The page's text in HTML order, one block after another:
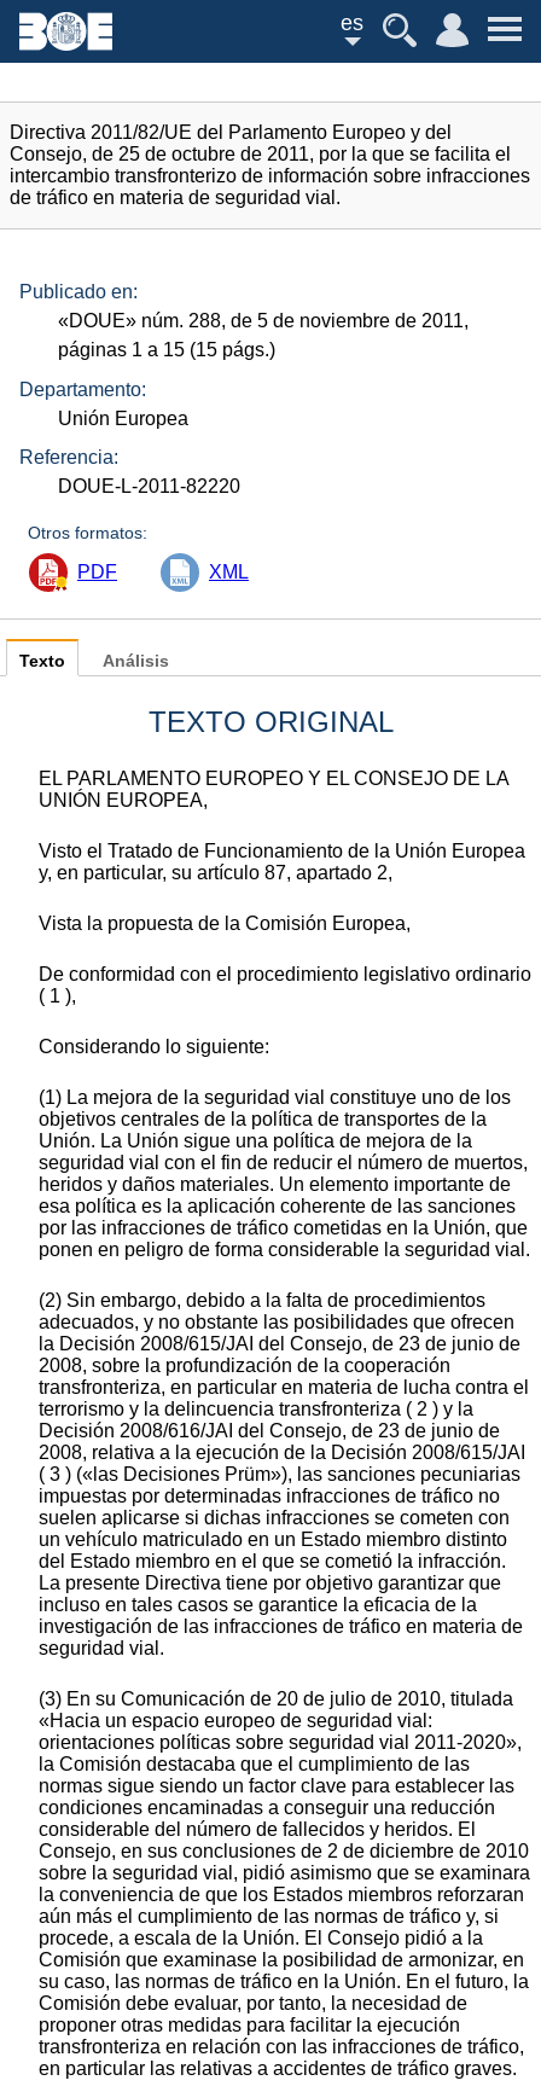
es
Directiva 2011/82/UE del Parlamento Europeo y del
Consejo, de 25 de octubre de 2011, por la que se facilita el
intercambio transfronterizo de información sobre infracciones
de tráfico en materia de seguridad vial.
Publicado en:
«DOUE» núm. 288, de 5 de noviembre de 2011,
páginas 1 a 15 (15 págs.)
Departamento:
Unión Europea
Referencia:
DOUE-L-2011-82220
Otros formatos:
PDF XML
Texto
TEXTO ORIGINAL
EL PARLAMENTO EUROPEO Y EL CONSEJO DE LA
UNIÓN EUROPEA,
Visto el Tratado de Funcionamiento de la Unión Europea
y, en particular, su artículo 87, apartado 2,
Vista la propuesta de la Comisión Europea,
De conformidad con el procedimiento legislativo ordinario
( 1 ),
Considerando lo siguiente:
(1) La mejora de la seguridad vial constituye uno de los
objetivos centrales de la política de transportes de la
Unión. La Unión sigue una política de mejora de la
seguridad vial con el fin de reducir el número de muertos,
heridos y daños materiales. Un elemento importante de
esa política es la aplicación coherente de las sanciones
por las infracciones de tráfico cometidas en la Unión, que
ponen en peligro de forma considerable la seguridad vial.
(2) Sin embargo, debido a la falta de procedimientos
adecuados, y no obstante las posibilidades que ofrecen
la Decisión 2008/615/JAI del Consejo, de 23 de junio de
2008, sobre la profundización de la cooperación
transfronteriza, en particular en materia de lucha contra el
terrorismo y la delincuencia transfronteriza ( 2 ) y la
Decisión 2008/616/JAI del Consejo, de 23 de junio de
2008, relativa a la ejecución de la Decisión 2008/615/JAI
( 3 ) («las Decisiones Prüm»), las sanciones pecuniarias
impuestas por determinadas infracciones de tráfico no
suelen aplicarse si dichas infracciones se cometen con
un vehículo matriculado en un Estado miembro distinto
del Estado miembro en el que se cometió la infracción.
La presente Directiva tiene por objetivo garantizar que
incluso en tales casos se garantice la eficacia de la
investigación de las infracciones de tráfico en materia de
seguridad vial.
(3) En su Comunicación de 20 de julio de 2010, titulada
«Hacia un espacio europeo de seguridad vial:
orientaciones políticas sobre seguridad vial 2011-2020»,
la Comisión destacaba que el cumplimiento de las
normas sigue siendo un factor clave para establecer las
condiciones encaminadas a conseguir una reducción
considerable del número de fallecidos y heridos. El
Consejo, en sus conclusiones de 2 de diciembre de 2010
sobre la seguridad vial, pidió asimismo que se examinara
la conveniencia de que los Estados miembros reforzaran
aún más el cumplimiento de las normas de tráfico y, si
procede, a escala de la Unión. El Consejo pidió a la
Comisión que examinase la posibilidad de armonizar, en
su caso, las normas de tráfico en la Unión. En el futuro, la
Comisión debe evaluar, por tanto, la necesidad de
proponer otras medidas para facilitar la ejecución
transfronteriza en relación con las infracciones de tráfico,
en particular las relativas a accidentes de tráfico graves.
Análisis